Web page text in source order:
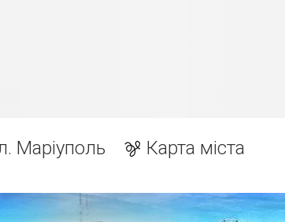
Маріуполь Карта міста